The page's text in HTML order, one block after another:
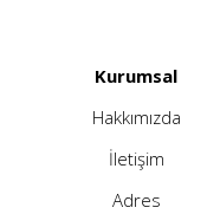
Kurumsal
Hakkımızda
İletişim
Adres